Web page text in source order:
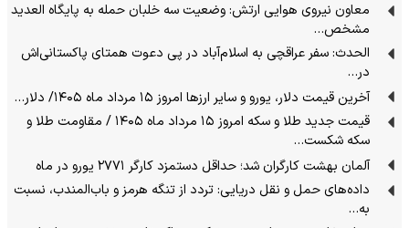
معاون نیروی هوایی ارتش: وضعیت سه خلبان حمله به پایگاه العدید
مشخص…
الحدث: سفر عراقچی به اسلام‌آباد در پی دعوت همتای پاکستانی‌اش
در…
آخرین قیمت دلار، یورو و سایر ارزها امروز ۱۵ مرداد ماه ۱۴۰۵/ دلار…
قیمت جدید طلا و سکه امروز ۱۵ مرداد ماه ۱۴۰۵ / مقاومت طلا و
سکه شکست…
آلمان بهشت کارگران شد؛ حداقل دستمزد کارگر ۲۷۷۱ یورو در ماه
داده‌های حمل‌ و نقل دریایی: تردد از تنگه‌ هرمز و باب‌المندب، نسبت
به…